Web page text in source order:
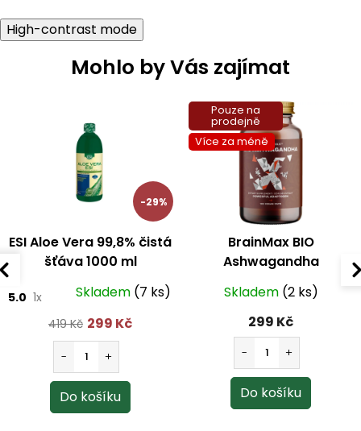
High-contrast mode
Mohlo by Vás zajímat
-29%
ESI Aloe Vera 99,8% čistá
šťáva 1000 ml
5.0 1x Skladem (7 ks)
419 Kč 299 Kč
Pouze na
prodejně
Více za méně
BrainMax BIO
Ashwagandha
(ašvaganda) 560 mg
100 kapslí
Skladem (2 ks)
299 Kč